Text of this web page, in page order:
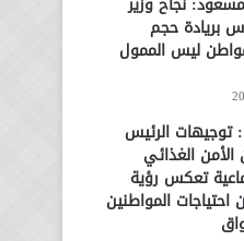
بريادة حجم
ليس الممول
توجيهات الرئيس
الغذائي
تعكس رؤية
احتياجات المواطنين